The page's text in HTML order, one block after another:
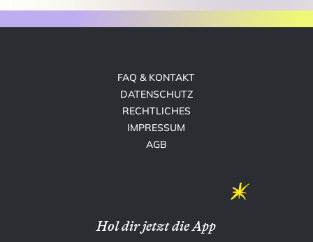
FAQ & KONTAKT
DATENSCHUTZ
RECHTLICHES
IMPRESSUM
AGB
Hol dir jetzt die App